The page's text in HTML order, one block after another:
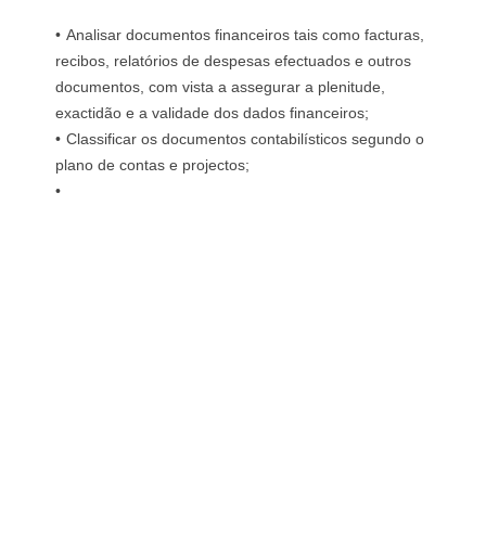
Analisar documentos financeiros tais como facturas,
recibos, relatórios de despesas efectuados e outros
documentos, com vista a assegurar a plenitude,
exactidão e a validade dos dados financeiros;
Classificar os documentos contabilísticos segundo o
plano de contas e projectos;